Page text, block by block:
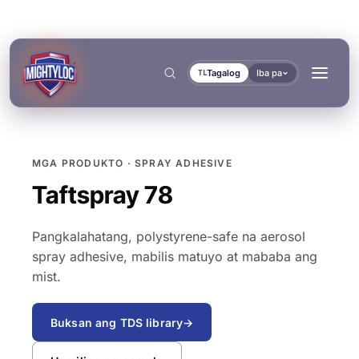
TLTagalog Iba pa
→
BUILD AT FABRICATE
→
MGA DOKUMENTO MGA TOOL
Hanapin
MGA PRODUKTO · SPRAY ADHESIVE
Taftspray 78
Pangkalahatang, polystyrene-safe na aerosol
spray adhesive, mabilis matuyo at mababa ang
mist.
Buksan ang TDS library→